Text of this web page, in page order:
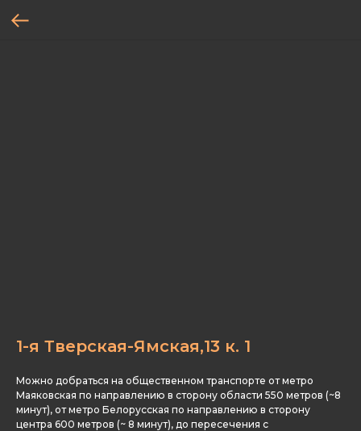
1-я Тверская-Ямская,13 к. 1
Можно добраться на общественном транспорте от метро
Маяковская по направлению в сторону области 550 метров (~8
минут), от метро Белорусская по направлению в сторону
центра 600 метров (~ 8 минут), до пересечения с